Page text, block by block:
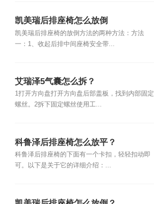
凯美瑞后排座椅怎么放倒
凯美瑞后排座椅的放倒方法的两种方法：方法
一：1、收起后排中间座椅安全带...
艾瑞泽5气囊怎么拆？
1打开方向盘打开方向盘后部盖板，找到内部固定
螺丝。2拆下固定螺丝使用工...
科鲁泽后排座椅怎么放平？
科鲁泽后排座椅的下面有一个卡扣，轻轻扣动即
可。以下是关于它的详细介绍：...